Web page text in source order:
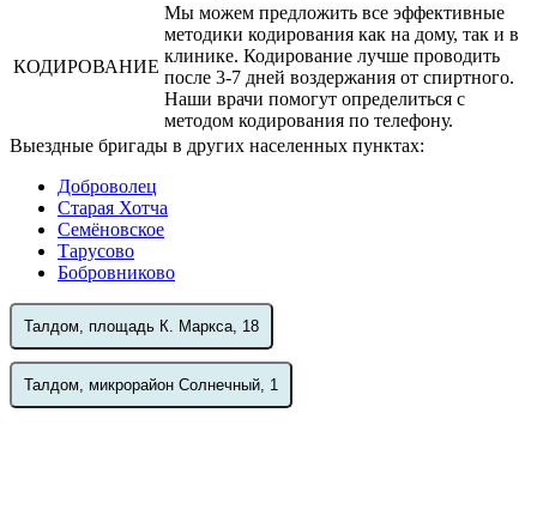
КОДИРОВАНИЕ
Мы можем предложить все эффективные
методики кодирования как на дому, так и в
клинике. Кодирование лучше проводить
после 3-7 дней воздержания от спиртного.
Наши врачи помогут определиться с
методом кодирования по телефону.
Выездные бригады в других населенных пунктах:
Доброволец
Старая Хотча
Семёновское
Тарусово
Бобровниково
Талдом, площадь К. Маркса, 18
Талдом, микрорайон Солнечный, 1